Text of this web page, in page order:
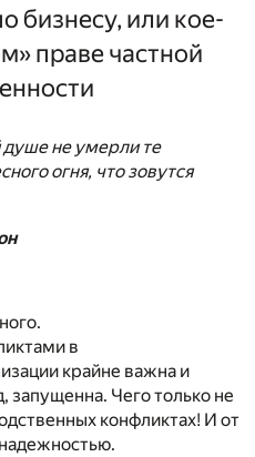
бизнесу, или кое-
праве частной
душе не умерли те
огня, что зовутся
в
крайне важна и
запущенна. Чего только не
конфликтах! И от